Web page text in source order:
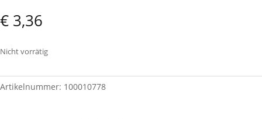
€ 3,36
Nicht vorrätig
Artikelnummer: 100010778